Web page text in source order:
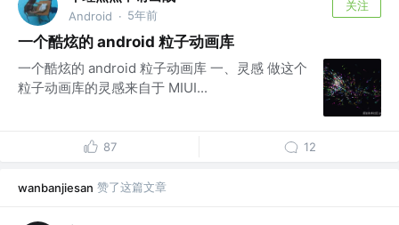
Android · 5年前
关注
一个酷炫的 android 粒子动画库
一个酷炫的 android 粒子动画库 一、灵感 做这个
粒子动画库的灵感来自于 MIUI...
87 12
wanbanjiesan 赞了这篇文章